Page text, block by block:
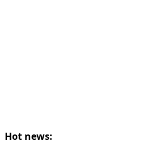
Hot news: